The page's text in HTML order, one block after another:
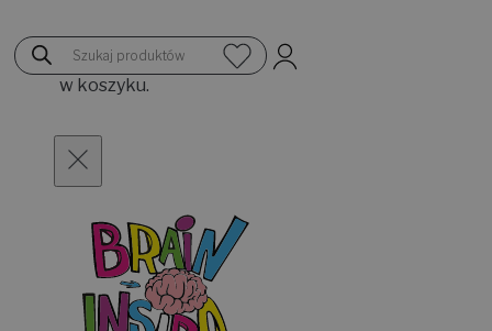
Wyszukiwarka
produktów
Brak
produktów
w koszyku.